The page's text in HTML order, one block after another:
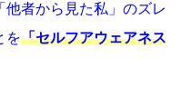
者から見た私」のズレ
を「セルフアウェアネス